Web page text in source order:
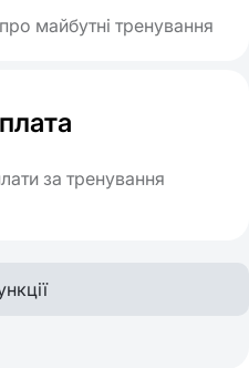
майбутні тренування
за тренування